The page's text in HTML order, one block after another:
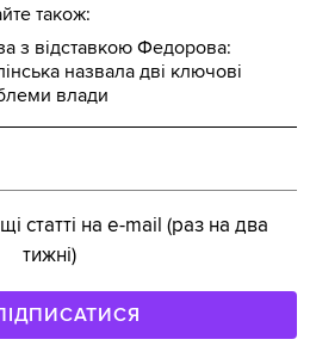
також:
з відставкою Федорова:
назвала дві ключові
влади
статті на e-mail (раз на два
тижні)